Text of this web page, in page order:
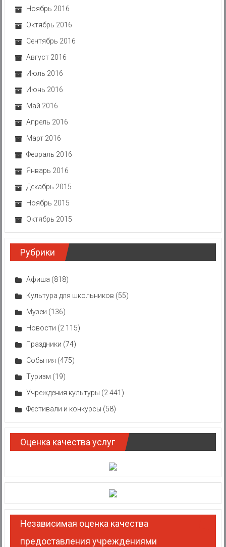
Ноябрь 2016
Октябрь 2016
Сентябрь 2016
Август 2016
Июль 2016
Июнь 2016
Май 2016
Апрель 2016
Март 2016
Февраль 2016
Январь 2016
Декабрь 2015
Ноябрь 2015
Октябрь 2015
Рубрики
Афиша (818)
Культура для школьников (55)
Музеи (136)
Новости (2 115)
Праздники (74)
События (475)
Туризм (19)
Учреждения культуры (2 441)
Фестивали и конкурсы (58)
Оценка качества услуг
Независимая оценка качества
предоставления учреждениями